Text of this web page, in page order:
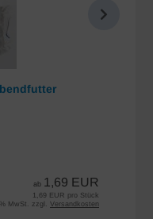
ab 1,69 EUR
1,69 EUR pro Stück
MwSt. zzgl. Versandkosten